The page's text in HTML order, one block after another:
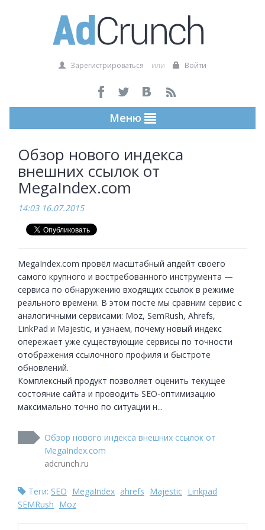
Зарегистрироваться или Войти
Меню
Обзор нового индекса
внешних ссылок от
MegaIndex.com
14:03 16.07.2015
MegaIndex.com провёл масштабный апдейт своего
самого крупного и востребованного инструмента —
сервиса по обнаружению входящих ссылок в режиме
реального времени. В этом посте мы сравним сервис с
аналогичными сервисами: Moz, SemRush, Ahrefs,
LinkPad и Majestic, и узнаем, почему новый индекс
опережает уже существующие сервисы по точности
отображения ссылочного профиля и быстроте
обновлений.
Комплексный продукт позволяет оценить текущее
состояние сайта и проводить SEO-оптимизацию
максимально точно по ситуации н...
Обзор нового индекса внешних ссылок от
MegaIndex.com
adcrunch.ru
Теги: SEO MegaIndex ahrefs Majestic Linkpad
SEMRush Moz